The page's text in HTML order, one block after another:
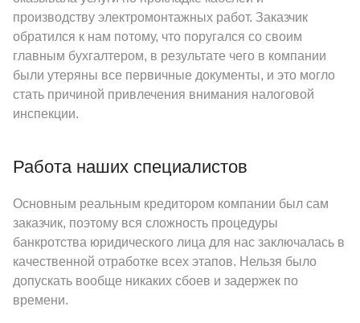
производству электромонтажных работ. Заказчик
обратился к нам потому, что поругался со своим
главным бухгалтером, в результате чего в компании
были утеряны все первичные документы, и это могло
стать причиной привлечения внимания налоговой
инспекции.
Работа наших специалистов
Основным реальным кредитором компании был сам
заказчик, поэтому вся сложность процедуры
банкротства юридического лица для нас заключалась в
качественной отработке всех этапов. Нельзя было
допускать вообще никаких сбоев и задержек по
времени.